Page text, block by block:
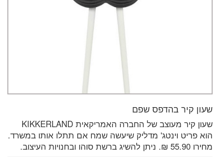
שעון קיר בהדפס שפם
שעון קיר מעוצב של החברה האמריקאית KIKKERLAND
הוא פריט וינטג' מדליק שיעשה שמח אם תתלו אותו במשרד.
מחירו 55.90 ₪. ניתן להשיג ברשת סוהו ובחנויות העיצוב.